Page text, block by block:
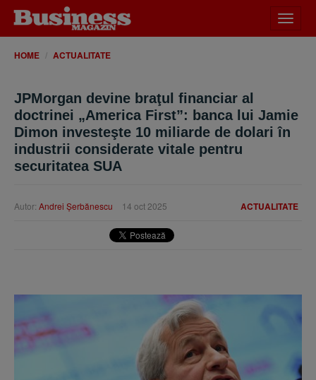
meniu
HOME ACTUALITATE
JPMorgan devine braţul financiar al
doctrinei „America First”: banca lui Jamie
Dimon investeşte 10 miliarde de dolari în
industrii considerate vitale pentru
securitatea SUA
ACTUALITATE
Autor: Andrei Şerbănescu 14 oct 2025